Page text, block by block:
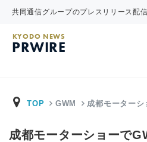
共同通信グループのプレスリリース配
KYODO NEWS
PRWIRE
TOP GWM 成都モーター
成都モーターショーで